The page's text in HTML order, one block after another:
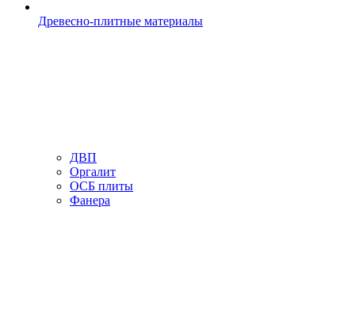
Древесно-плитные материалы
ДВП
Оргалит
ОСБ плиты
Фанера